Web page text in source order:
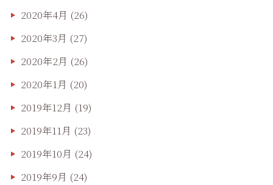
2020年4月 (26)
2020年3月 (27)
2020年2月 (26)
2020年1月 (20)
2019年12月 (19)
2019年11月 (23)
2019年10月 (24)
2019年9月 (24)